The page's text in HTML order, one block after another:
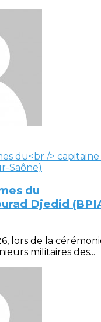
du
Djedid
lors de la
militaires des...